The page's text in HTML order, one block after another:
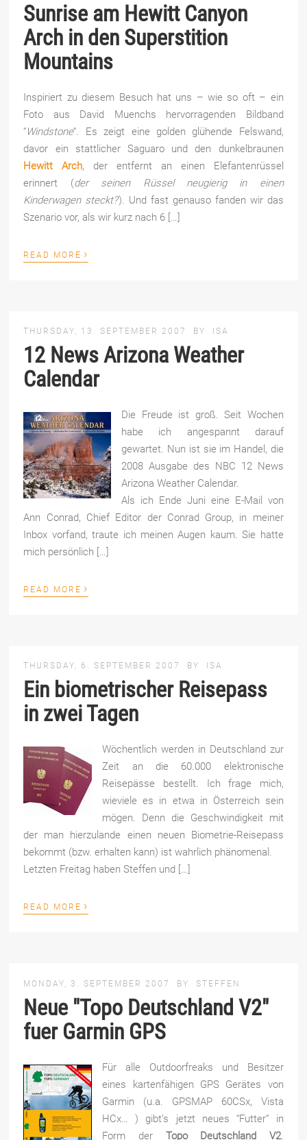
Sunrise am Hewitt Canyon
Arch in den Superstition
Mountains
Inspiriert zu diesem Besuch hat uns – wie so oft – ein
Foto aus David Muenchs hervorragenden Bildband
“Windstone“. Es zeigt eine golden glühende Felswand,
davor ein stattlicher Saguaro und den dunkelbraunen
Hewitt Arch, der entfernt an einen Elefantenrüssel
erinnert (der seinen Rüssel neugierig in einen
Kinderwagen steckt?). Und fast genauso fanden wir das
Szenario vor, als wir kurz nach 6 […]
READ MORE ›
THURSDAY, 13. SEPTEMBER 2007 BY ISA
12 News Arizona Weather
Calendar
Die Freude ist groß. Seit Wochen
habe ich angespannt darauf
gewartet. Nun ist sie im Handel, die
2008 Ausgabe des NBC 12 News
Arizona Weather Calendar.
Als ich Ende Juni eine E-Mail von
Ann Conrad, Chief Editor der Conrad Group, in meiner
Inbox vorfand, traute ich meinen Augen kaum. Sie hatte
mich persönlich […]
READ MORE ›
THURSDAY, 6. SEPTEMBER 2007 BY ISA
Ein biometrischer Reisepass
in zwei Tagen
Wöchentlich werden in Deutschland zur
Zeit an die 60.000 elektronische
Reisepässe bestellt. Ich frage mich,
wieviele es in etwa in Österreich sein
mögen. Denn die Geschwindigkeit mit
der man hierzulande einen neuen Biometrie-Reisepass
bekommt (bzw. erhalten kann) ist wahrlich phänomenal.
Letzten Freitag haben Steffen und […]
READ MORE ›
MONDAY, 3. SEPTEMBER 2007 BY STEFFEN
Neue "Topo Deutschland V2"
fuer Garmin GPS
Für alle Outdoorfreaks und Besitzer
eines kartenfähigen GPS Gerätes von
Garmin (u.a. GPSMAP 60CSx, Vista
HCx… ) gibt’s jetzt neues “Futter” in
Form der Topo Deutschland V2.